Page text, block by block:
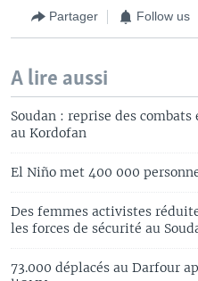
Partager Follow us
A lire aussi
Soudan : reprise des
au Kordofan
El Niño met 400 000
Des femmes activistes
les forces de sécurité au
73.000 déplacés au Darfour